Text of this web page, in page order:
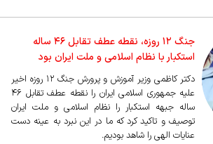
جنگ ۱۲ روزه، نقطه عطف تقابل ۴۶ ساله
استکبار با نظام اسلامی و ملت ایران بود
دکتر کاظمی وزیر آموزش و پرورش جنگ ۱۲ روزه اخیر
علیه جمهوری اسلامی ایران را نقطه عطف تقابل ۴۶
ساله جبهه استکبار را نظام اسلامی و ملت ایران
توصیف و تاکید کرد که ما در این نبرد به عینه دست
عنایات الهی را شاهد بودیم.